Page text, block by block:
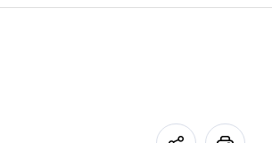
공유하기